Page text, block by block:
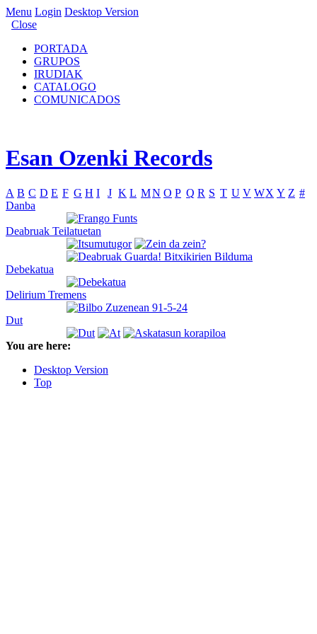
Menu Login Desktop Version
Close
PORTADA
GRUPOS
IRUDIAK
CATALOGO
COMUNICADOS
Esan Ozenki Records
A B C D E F G H I J K L MN O P Q R S T U V WX Y Z #
Danba
Deabruak Teilatuetan
Debekatua
Delirium Tremens
Dut
You are here:
Desktop Version
Top